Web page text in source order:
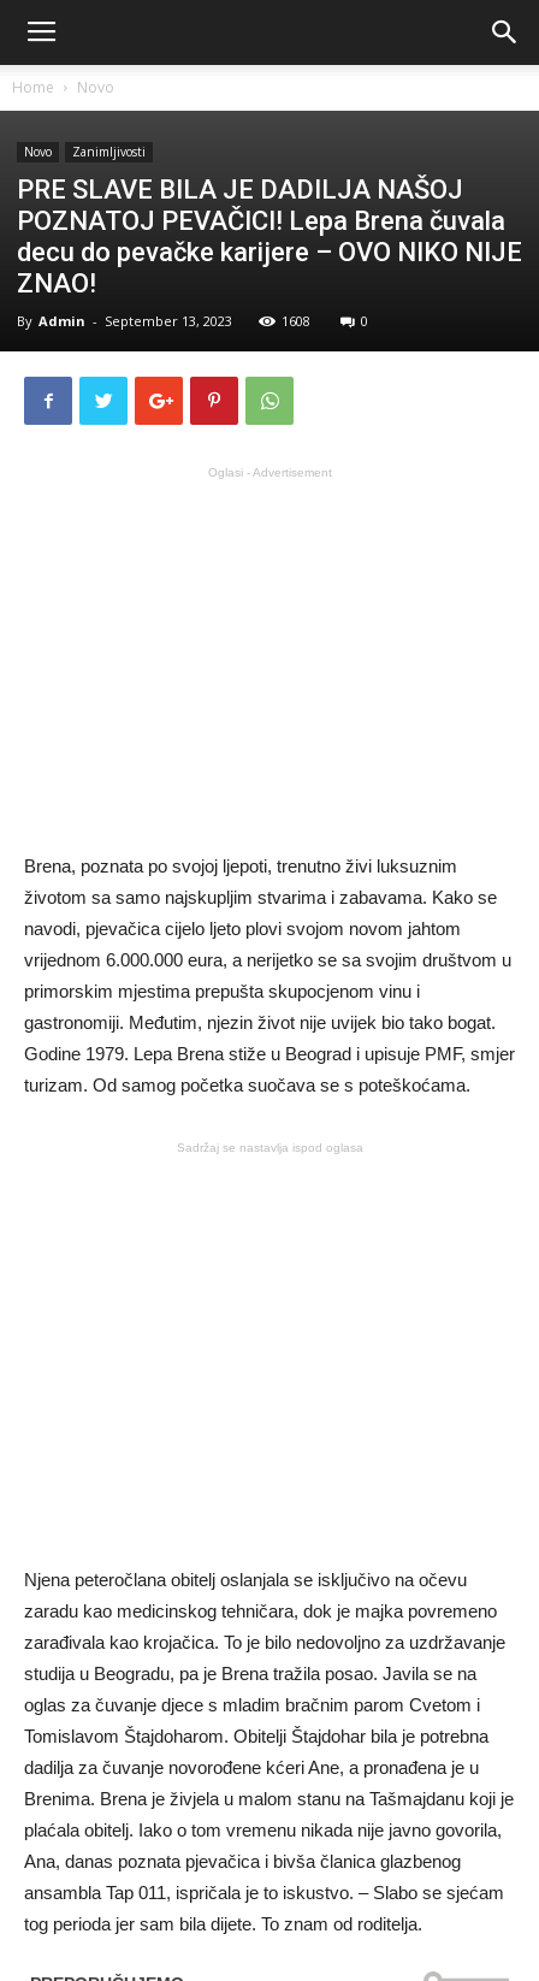
Home Novo
Novo Zanimljivosti
PRE SLAVE BILA JE DADILJA NAŠOJ
POZNATOJ PEVAČICI! Lepa Brena čuvala
decu do pevačke karijere – OVO NIKO NIJE
ZNAO!
By Admin - September 13, 2023 1608 0
Oglasi - Advertisement
Brena, poznata po svojoj ljepoti, trenutno živi luksuznim
životom sa samo najskupljim stvarima i zabavama. Kako se
navodi, pjevačica cijelo ljeto plovi svojom novom jahtom
vrijednom 6.000.000 eura, a nerijetko se sa svojim društvom u
primorskim mjestima prepušta skupocjenom vinu i
gastronomiji. Međutim, njezin život nije uvijek bio tako bogat.
Godine 1979. Lepa Brena stiže u Beograd i upisuje PMF, smjer
turizam. Od samog početka suočava se s poteškoćama.
Sadržaj se nastavlja ispod oglasa
Njena peteročlana obitelj oslanjala se isključivo na očevu
zaradu kao medicinskog tehničara, dok je majka povremeno
zarađivala kao krojačica. To je bilo nedovoljno za uzdržavanje
studija u Beogradu, pa je Brena tražila posao. Javila se na
oglas za čuvanje djece s mladim bračnim parom Cvetom i
Tomislavom Štajdoharom. Obitelji Štajdohar bila je potrebna
dadilja za čuvanje novorođene kćeri Ane, a pronađena je u
Brenima. Brena je živjela u malom stanu na Tašmajdanu koji je
plaćala obitelj. Iako o tom vremenu nikada nije javno govorila,
Ana, danas poznata pjevačica i bivša članica glazbenog
ansambla Tap 011, ispričala je to iskustvo. – Slabo se sjećam
tog perioda jer sam bila dijete. To znam od roditelja.